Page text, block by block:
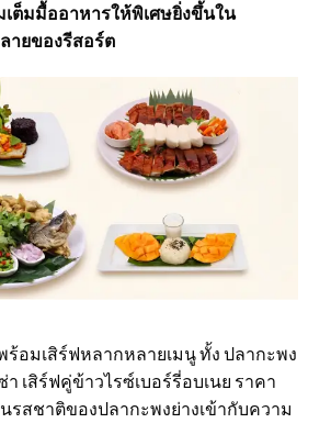
เต็มมื้ออาหารให้พิเศษยิ่งขึ้นใน
ายของรีสอร์ต
พร้อมเสิร์ฟหลากหลายเมนู ทั้ง ปลากะพง
เสิร์ฟคู่ข้าวไรซ์เบอร์รี่อบเนย ราคา
รสชาติของปลากะพงย่างเข้ากับความ